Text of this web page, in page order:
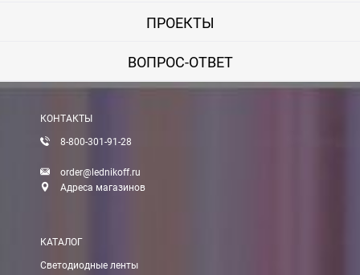
ПРОЕКТЫ
ВОПРОС-ОТВЕТ
КОНТАКТЫ
8-800-301-91-28
order@lednikoff.ru
Адреса магазинов
КАТАЛОГ
Светодиодные ленты